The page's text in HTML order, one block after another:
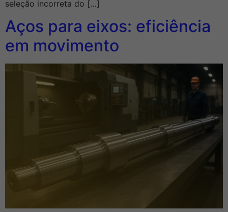
seleção incorreta do […]
Aços para eixos: eficiência
em movimento